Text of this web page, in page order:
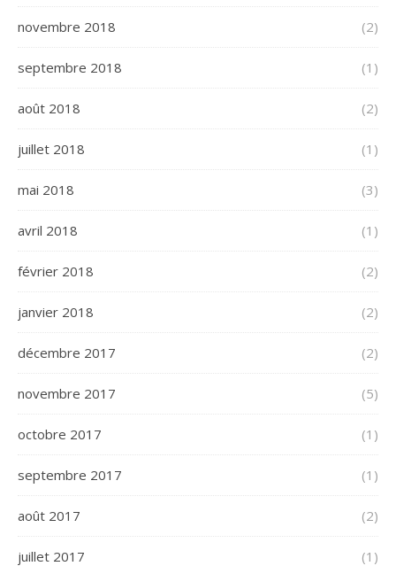
novembre 2018 (2)
septembre 2018 (1)
août 2018 (2)
juillet 2018 (1)
mai 2018 (3)
avril 2018 (1)
février 2018 (2)
janvier 2018 (2)
décembre 2017 (2)
novembre 2017 (5)
octobre 2017 (1)
septembre 2017 (1)
août 2017 (2)
juillet 2017 (1)